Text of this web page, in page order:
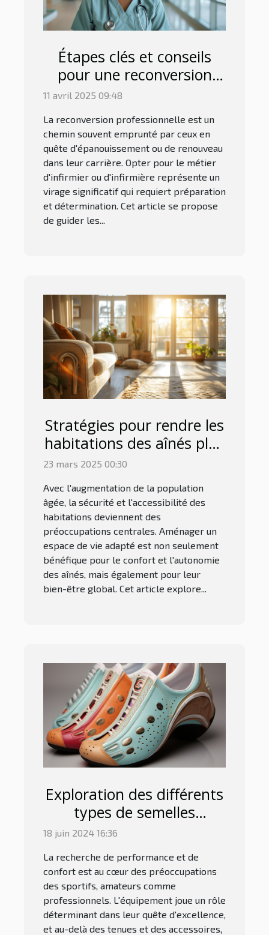
Étapes clés et conseils
pour une reconversion
réussie en
11 avril 2025 09:48
La reconversion professionnelle est un
chemin souvent emprunté par ceux en
quête d'épanouissement ou de renouveau
dans leur carrière. Opter pour le métier
d'infirmier ou d'infirmière représente un
virage significatif qui requiert préparation
et détermination. Cet article se propose
de guider les...
Stratégies pour rendre les
habitations des aînés plus
sûres et accessibles
23 mars 2025 00:30
Avec l'augmentation de la population
âgée, la sécurité et l'accessibilité des
habitations deviennent des
préoccupations centrales. Aménager un
espace de vie adapté est non seulement
bénéfique pour le confort et l'autonomie
des aînés, mais également pour leur
bien-être global. Cet article explore...
Exploration des différents
types de semelles
thermoformées et leurs
aux besoins des sportifs
18 juin 2024 16:36
La recherche de performance et de
confort est au cœur des préoccupations
des sportifs, amateurs comme
professionnels. L'équipement joue un rôle
déterminant dans leur quête d'excellence,
et au-delà des tenues et des accessoires,